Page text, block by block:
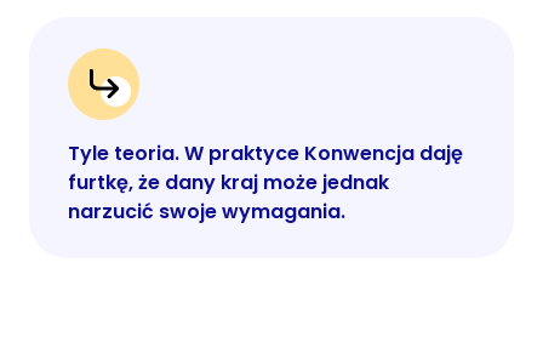
Tyle teoria. W praktyce Konwencja daję
furtkę, że dany kraj może jednak
narzucić swoje wymagania.